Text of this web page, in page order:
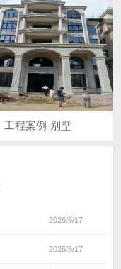
工程案例-别墅
2026/6/17
2026/6/17